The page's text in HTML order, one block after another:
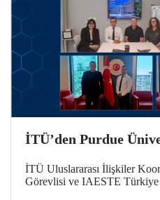
İTÜ’den Purdue
İTÜ Uluslararası İlişkiler
Görevlisi ve IAESTE Türkiye